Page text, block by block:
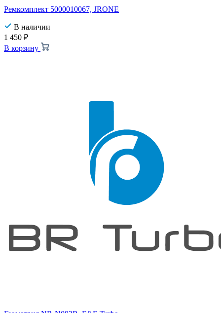
Ремкомплект 5000010067, JRONE
В наличии
1 450 ₽
В корзину